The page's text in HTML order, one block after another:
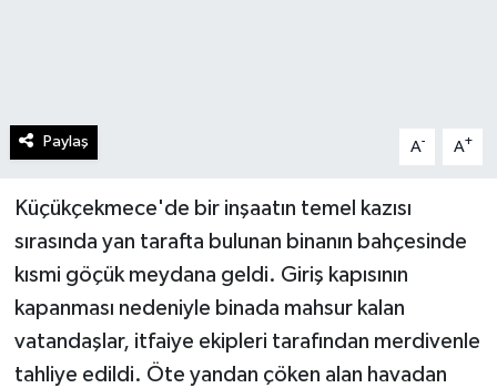
Paylaş A- A+
Küçükçekmece'de bir inşaatın temel kazısı
sırasında yan tarafta bulunan binanın bahçesinde
kısmi göçük meydana geldi. Giriş kapısının
kapanması nedeniyle binada mahsur kalan
vatandaşlar, itfaiye ekipleri tarafından merdivenle
tahliye edildi. Öte yandan çöken alan havadan